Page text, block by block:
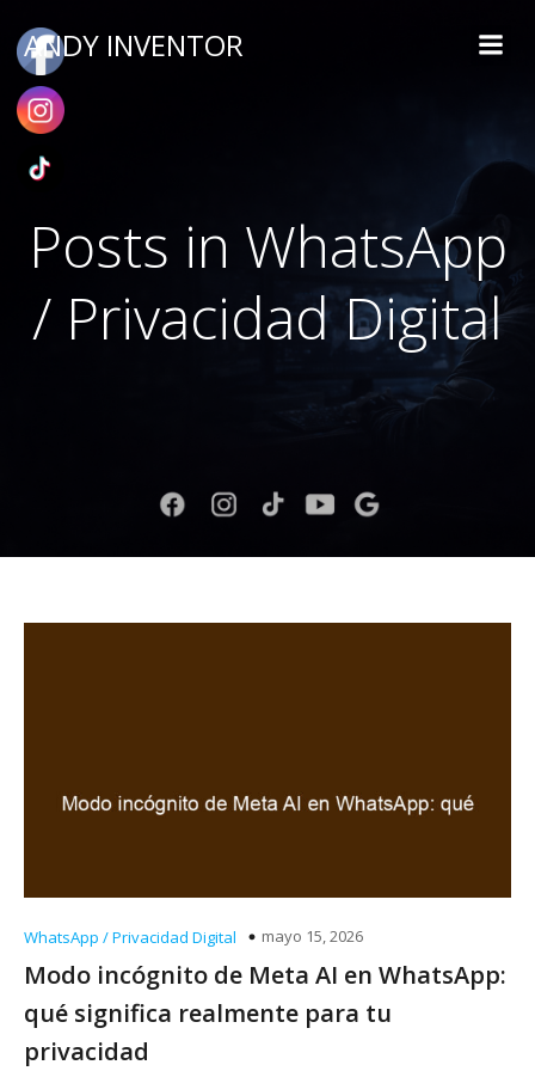
ANDY INVENTOR
Posts in WhatsApp
/ Privacidad Digital
WhatsApp / Privacidad Digital mayo 15, 2026
Modo incógnito de Meta AI en WhatsApp:
qué significa realmente para tu
privacidad